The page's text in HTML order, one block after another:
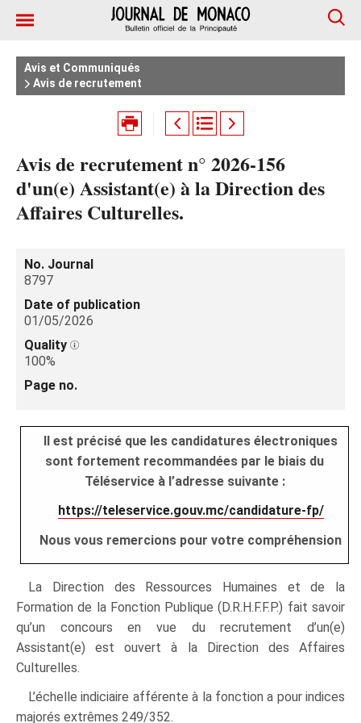
Avis et Communiqués
Avis de recrutement
Avis de recrutement n° 2026-156
d'un(e) Assistant(e) à la Direction des
Affaires Culturelles.
No. Journal
8797
Date of publication
01/05/2026
Quality
100%
Page no.
Il est précisé que les candidatures électroniques
sont fortement recommandées par le biais du
Téléservice à l’adresse suivante :
https://teleservice.gouv.mc/candidature-fp/
Nous vous remercions pour votre compréhension
La Direction des Ressources Humaines et de la
Formation de la Fonction Publique (D.R.H.F.F.P.) fait savoir
qu’un concours en vue du recrutement d’un(e)
Assistant(e) est ouvert à la Direction des Affaires
Culturelles.
L’échelle indiciaire afférente à la fonction a pour indices
majorés extrêmes 249/352.